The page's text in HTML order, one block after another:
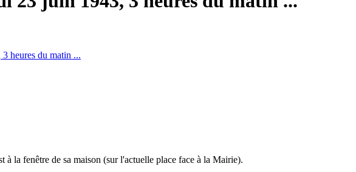
heures du matin ...
à la fenêtre de sa maison (sur l'actuelle place face à la Mairie).